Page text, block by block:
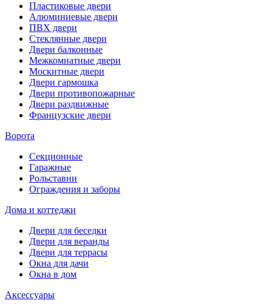
Пластиковые двери
Алюминиевые двери
ПВХ двери
Стеклянные двери
Двери балконные
Межкомнатные двери
Москитные двери
Двери гармошка
Двери противопожарные
Двери раздвижные
Французские двери
Ворота
Секционные
Гаражные
Рольставни
Ограждения и заборы
Дома и коттеджи
Двери для беседки
Двери для веранды
Двери для террасы
Окна для дачи
Окна в дом
Аксессуары